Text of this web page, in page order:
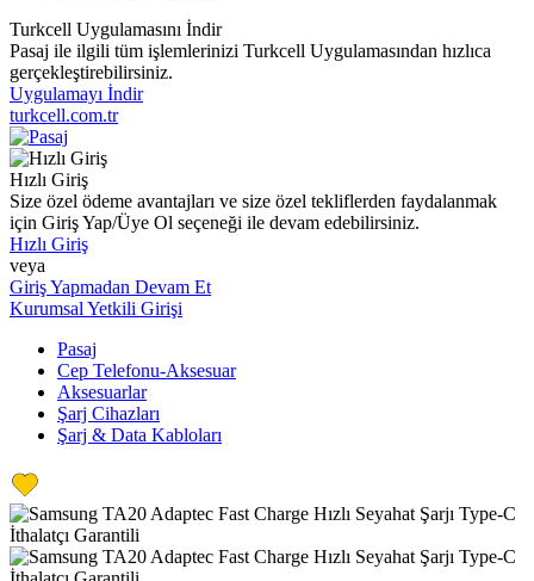
Turkcell Uygulamasını İndir
Pasaj ile ilgili tüm işlemlerinizi Turkcell Uygulamasından hızlıca
gerçekleştirebilirsiniz.
Uygulamayı İndir
turkcell.com.tr
Hızlı Giriş
Size özel ödeme avantajları ve size özel tekliflerden faydalanmak
için Giriş Yap/Üye Ol seçeneği ile devam edebilirsiniz.
Hızlı Giriş
veya
Giriş Yapmadan Devam Et
Kurumsal Yetkili Girişi
Pasaj
Cep Telefonu-Aksesuar
Aksesuarlar
Şarj Cihazları
Şarj & Data Kabloları